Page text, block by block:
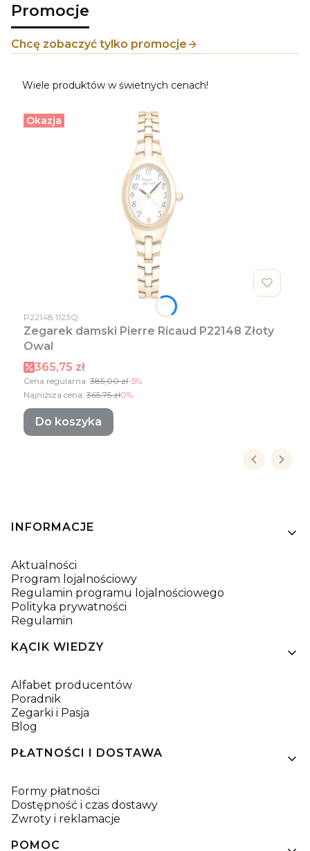
Promocje
Chcę zobaczyć tylko promocje
Wiele produktów w świetnych cenach!
Okazja
Kod produktu
P22148.1123Q
Zegarek damski Pierre Ricaud P22148 Złoty
Owal
Cena promocyjna
365,75 zł
Cena regularna: 385,00 zł-5%
Najniższa cena: 365,75 zł0%
Do koszyka
Linki w stopce
INFORMACJE
Aktualności
Program lojalnościowy
Regulamin programu lojalnościowego
Polityka prywatności
Regulamin
KĄCIK WIEDZY
Alfabet producentów
Poradnik
Zegarki i Pasja
Blog
PŁATNOŚCI I DOSTAWA
Formy płatności
Dostępność i czas dostawy
Zwroty i reklamacje
POMOC